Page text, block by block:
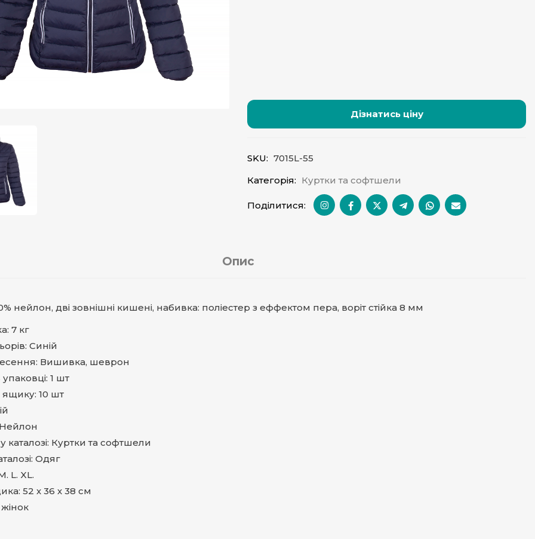
щоб збільшити
Дізнатись ціну
SKU: 7015L-55
Категорія: Куртки та софтшели
Поділитися:
Опис
нейлон, дві зовнішні кишені, набивка: поліестер з еффектом пера, воріт стійка 8 мм
7 кг
Синій
Вишивка, шеврон
упаковці: 1 шт
ящику: 10 шт
каталозі: Куртки та софтшели
Одяг
L. XL.
52 х 36 х 38 см